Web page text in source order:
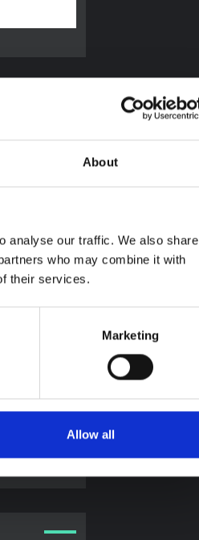
About
analyse our traffic. We also share
who may combine it with
their services.
Marketing
Allow all
الصحة
كيفو،
الاعتبارات
SSHAP